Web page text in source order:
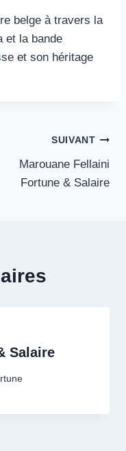
belge à travers la
et la bande
et son héritage
SUIVANT
Marouane Fellaini
Fortune & Salaire
Salaire